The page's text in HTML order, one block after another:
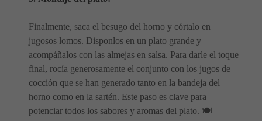
Finalmente, saca el besugo del horno y córtalo en
jugosos lomos. Disponlos en un plato grande y
acompáñalos con las almejas en salsa. Para darle el toque
final, rocía generosamente el conjunto con los jugos de
cocción que se han generado tanto en la bandeja del
horno como en la sartén. Este paso es clave para
potenciar todos los sabores y aromas del plato. 🍽️